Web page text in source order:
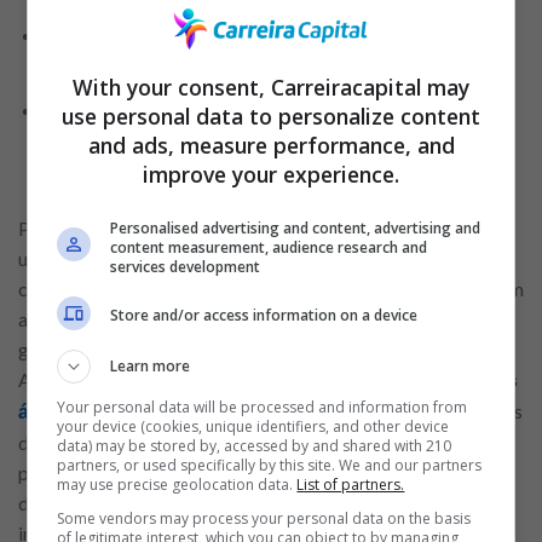
Oportunidades de emprego: amplie seu currículo
Dicas valiosas para conquistar seu lugar no
mercado de trabalho e decolar sua carreira
profissional
Para os candidatos interessados em trabalhar em uma das
unidades do Atacadão, podem esperar uma empresa sólida,
com uma cultura organizacional focada no compromisso com
a excelência e a satisfação do cliente. Como uma empresa
grande e referência no mercado de trabalho atacadista, o
Atacadão oferece oportunidades de
emprego em diversas
áreas e níveis hierárquicos, desde operacionais até cargos
de liderança e especializados. Além disso, os colaboradores
podem esperar um ambiente de trabalho dinâmico e
desafiador, onde são valorizados o trabalho em equipe, a
iniciativa e o comprometimento com os resultados.
With your consent, Carreiracapital may
use personal data to personalize content
and ads, measure performance, and
improve your experience.
Personalised advertising and content, advertising and
content measurement, audience research and
services development
Store and/or access information on a device
Learn more
Your personal data will be processed and information from
your device (cookies, unique identifiers, and other device
data) may be stored by, accessed by and shared with 210
partners, or used specifically by this site. We and our partners
may use precise geolocation data. List of partners.
Some vendors may process your personal data on the basis
of legitimate interest, which you can object to by managing